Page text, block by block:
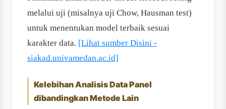
melalui uji (misalnya uji Chow, Hausman test)
untuk menentukan model terbaik sesuai
karakter data. [Lihat sumber Disini -
siakad.univamedan.ac.id]
Kelebihan Analisis Data Panel
dibandingkan Metode Lain